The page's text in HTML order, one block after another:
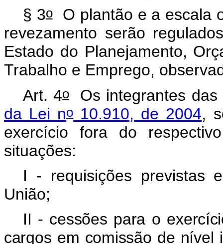
§ 3oO plantão e a escala
revezamento serão
Estado do Planejamento,
Trabalho e Emprego,
Art. 4oOs integrantes das
da Lei no10.910, de 2004,
exercício fora do
situações:
I - requisições previstas
União;
II - cessões para o
cargos em comissão de